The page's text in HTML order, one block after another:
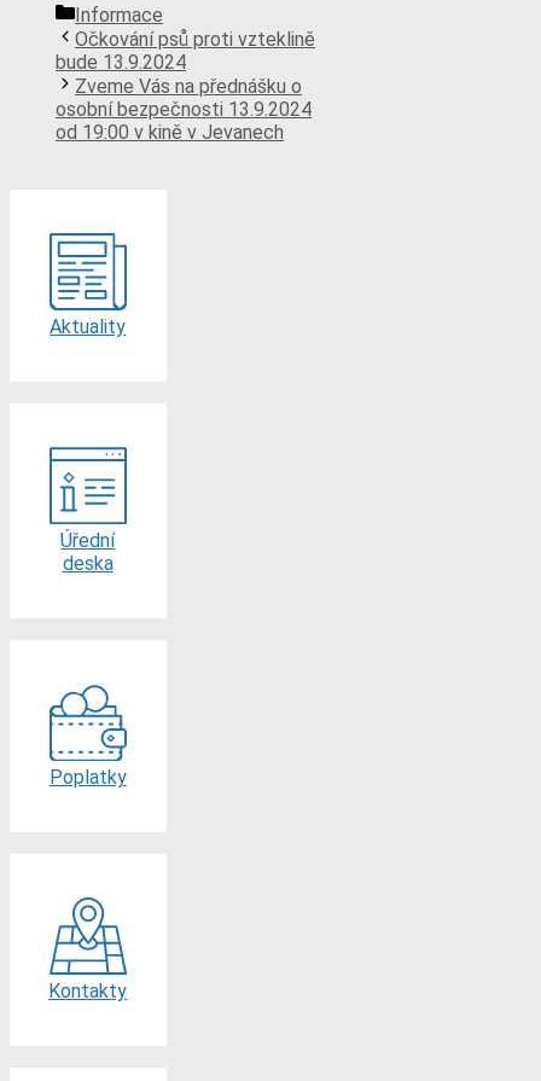
Rubriky
Informace
Očkování psů proti vzteklině
bude 13.9.2024
Zveme Vás na přednášku o
osobní bezpečnosti 13.9.2024
od 19:00 v kině v Jevanech
Aktuality
Úřední
deska
Poplatky
Kontakty